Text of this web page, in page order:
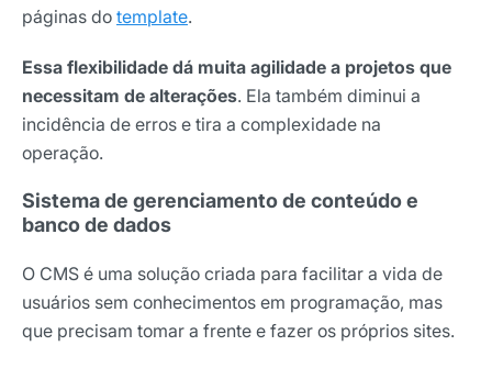
páginas do template.
Essa flexibilidade dá muita agilidade a projetos que
necessitam de alterações. Ela também diminui a
incidência de erros e tira a complexidade na
operação.
Sistema de gerenciamento de conteúdo e
banco de dados
O CMS é uma solução criada para facilitar a vida de
usuários sem conhecimentos em programação, mas
que precisam tomar a frente e fazer os próprios sites.